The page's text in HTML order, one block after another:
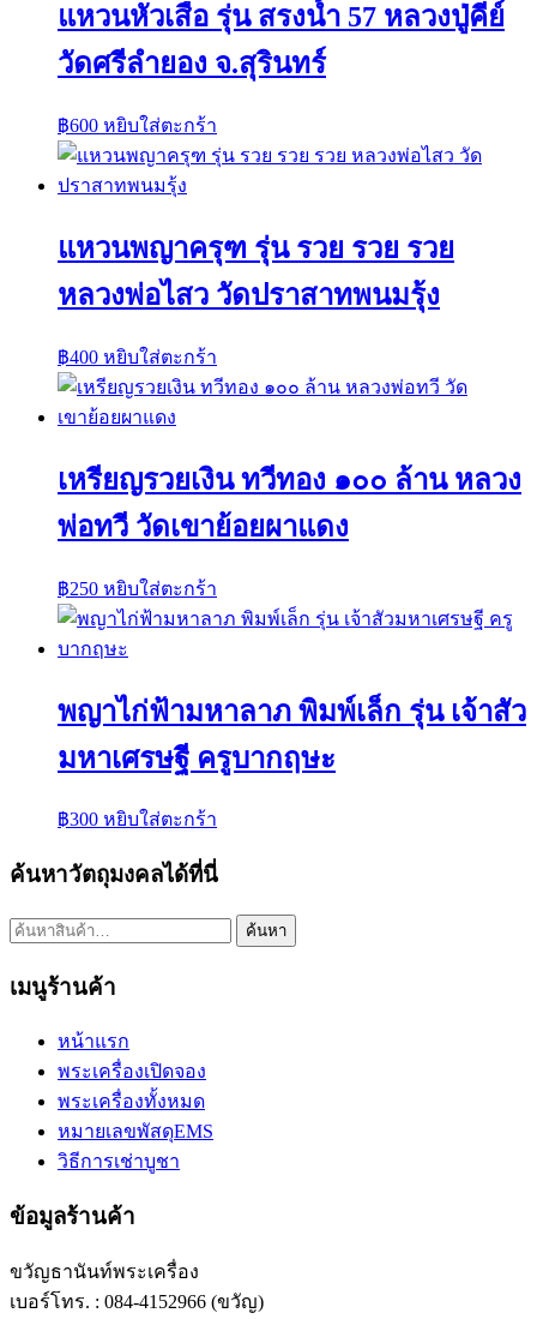
แหวนหัวเสือ รุ่น สรงน้ำ 57 หลวงปู่คีย์
วัดศรีลำยอง จ.สุรินทร์
฿600 หยิบใส่ตะกร้า
แหวนพญาครุฑ รุ่น รวย รวย รวย
หลวงพ่อไสว วัดปราสาทพนมรุ้ง
฿400 หยิบใส่ตะกร้า
เหรียญรวยเงิน ทวีทอง ๑๐๐ ล้าน หลวง
พ่อทวี วัดเขาย้อยผาแดง
฿250 หยิบใส่ตะกร้า
พญาไก่ฟ้ามหาลาภ พิมพ์เล็ก รุ่น เจ้าสัว
มหาเศรษฐี ครูบากฤษะ
฿300 หยิบใส่ตะกร้า
ค้นหาวัตถุมงคลได้ที่นี่
ค้นหา: ค้นหา
เมนูร้านค้า
หน้าแรก
พระเครื่องเปิดจอง
พระเครื่องทั้งหมด
หมายเลขพัสดุEMS
วิธีการเช่าบูชา
ข้อมูลร้านค้า
ขวัญธานันท์พระเครื่อง
เบอร์โทร. : 084-4152966 (ขวัญ)